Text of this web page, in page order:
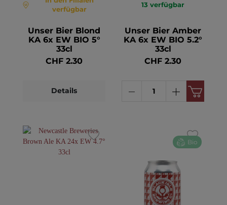
verfügbar
Unser Bier Blond
KA 6x EW BIO 5°
33cl
CHF 2.30
Details
13 verfügbar
Unser Bier Amber
KA 6x EW BIO 5.2°
33cl
CHF 2.30
Bio